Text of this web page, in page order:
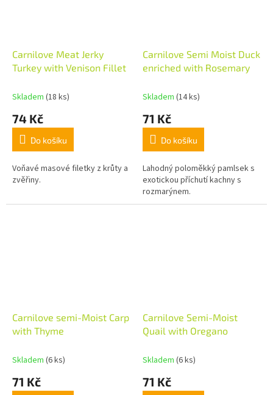
Carnilove Meat Jerky
Turkey with Venison Fillet
Skladem (18 ks)
74 Kč
Do košíku
Voňavé masové filetky z krůty a
zvěřiny.
Carnilove Semi Moist Duck
enriched with Rosemary
Skladem (14 ks)
71 Kč
Do košíku
Lahodný poloměkký pamlsek s
exotickou příchutí kachny s
rozmarýnem.
Carnilove semi-Moist Carp
with Thyme
Skladem (6 ks)
71 Kč
Carnilove Semi-Moist
Quail with Oregano
Skladem (6 ks)
71 Kč